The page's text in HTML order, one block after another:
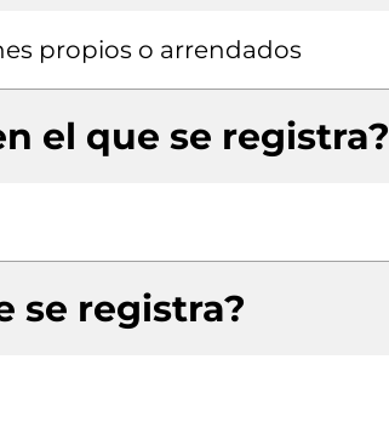
propios o arrendados
el que se registra?
se registra?